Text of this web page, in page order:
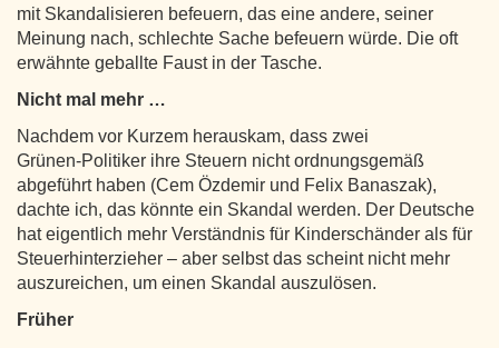
mit Skandalisieren befeuern, das eine andere, seiner
Meinung nach, schlechte Sache befeuern würde. Die oft
erwähnte geballte Faust in der Tasche.
Nicht mal mehr …
Nachdem vor Kurzem herauskam, dass zwei
Grünen‑Politiker ihre Steuern nicht ordnungsgemäß
abgeführt haben (Cem Özdemir und Felix Banaszak),
dachte ich, das könnte ein Skandal werden. Der Deutsche
hat eigentlich mehr Verständnis für Kinderschänder als für
Steuerhinterzieher – aber selbst das scheint nicht mehr
auszureichen, um einen Skandal auszulösen.
Früher